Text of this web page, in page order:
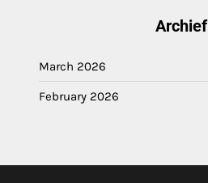
Archief
March 2026
February 2026